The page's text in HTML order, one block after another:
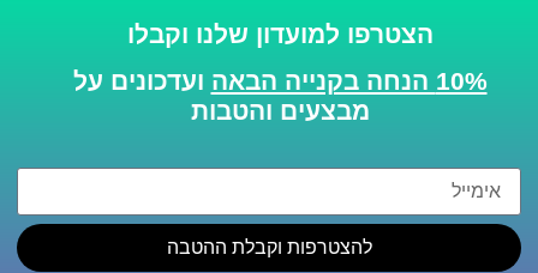
הצטרפו למועדון שלנו וקבלו
10% הנחה בקנייה הבאה
ועדכונים על
מבצעים והטבות
להצטרפות וקבלת ההטבה